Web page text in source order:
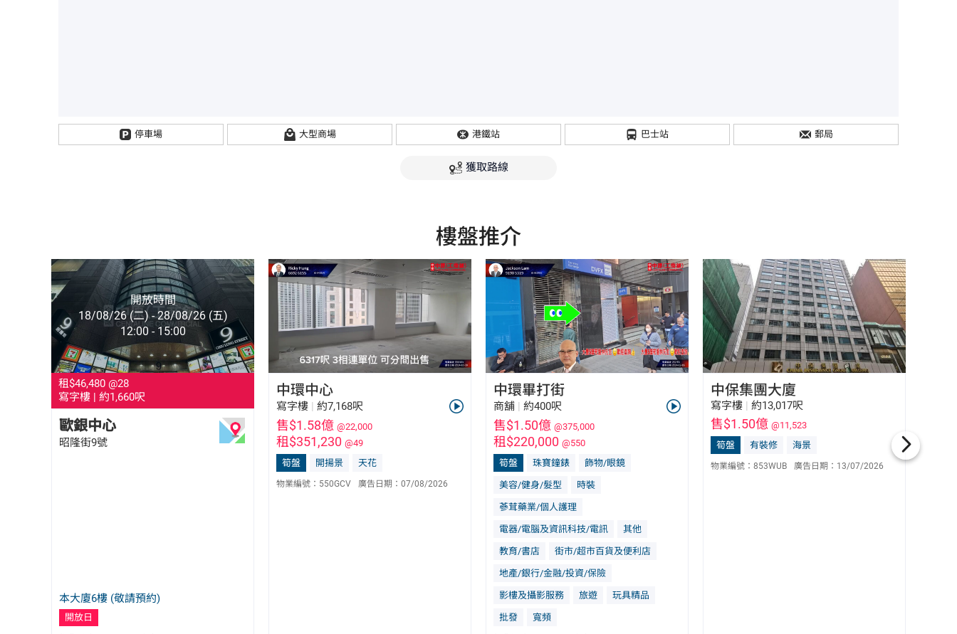
停車場 大型商場 港鐵站 巴士站 郵局
獲取路線
樓盤推介
開放時間
18/08/26 (二) - 28/08/26 (五)
12:00 - 15:00
胡嫣 Virginia Wu
租$46,480 @28
寫字樓 | 約1,660呎
歐銀中心
昭隆街9號
本大廈6樓 (敬請預約)
開放日
洪篤照 Ricky Hung
E-048814
中環中心
寫字樓 | 約7,168呎
售$1.58億 @22,000
租$351,230 @49
筍盤
開揚景 天花
物業編號： 550GCV 廣告日期： 07/08/2026
林志強 Jackson Lam
E-083990
中環畢打街
商舖 | 約400呎
售$1.50億 @375,000
租$220,000 @550
筍盤
珠寶鐘錶 飾物/眼鏡
美容/健身/髮型 時裝
蔘茸藥業/個人護理
電器/電腦及資訊科技/電訊 其他
教育/書店 街市/超市百貨及便利店
地產/銀行/金融/投資/保險
影樓及攝影服務 旅遊 玩具精品
批發 寬頻
伍秀嫻 Moon Ng
中保集團大廈
寫字樓 | 約13,017呎
售$1.50億 @11,523
筍盤
有裝修 海景
物業編號： 853WUB 廣告日期： 13/07/2026